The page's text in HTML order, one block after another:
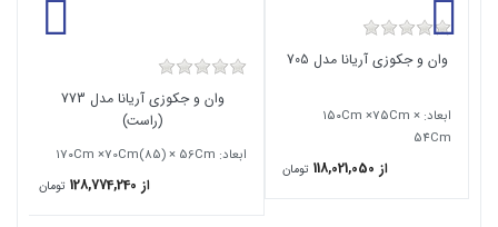
وان و جکوزی آریانا مدل 705
ابعاد: ۱5۰Cm ×75Cm ×
54Cm
از 118,021,050 تومان
وان و جکوزی آریانا مدل 773
(راست)
ابعاد: ۱7۰Cm ×70Cm(85) × 56Cm
از 128,774,240 تومان